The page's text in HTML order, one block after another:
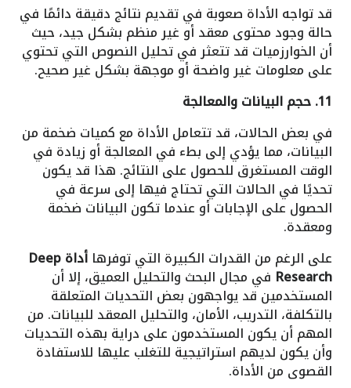
قد تواجه الأداة صعوبة في تقديم نتائج دقيقة دائمًا في
حالة وجود محتوى معقد أو غير منظم بشكل جيد، حيث
أن الخوارزميات قد تتعثر في تحليل النصوص التي تحتوي
على معلومات غير واضحة أو موجهة بشكل غير صحيح.
11. حجم البيانات والمعالجة
في بعض الحالات، قد تتعامل الأداة مع كميات ضخمة من
البيانات، مما يؤدي إلى بطء في المعالجة أو زيادة في
الوقت المستغرق للحصول على النتائج. هذا قد يكون
تحديًا في الحالات التي تحتاج فيها إلى سرعة في
الحصول على الإجابات أو عندما تكون البيانات ضخمة
ومعقدة.
على الرغم من القدرات الكبيرة التي توفرها
أداة Deep
Research في مجال البحث والتحليل العميق، إلا أن
المستخدمين قد يواجهون بعض التحديات المتعلقة
بالتكلفة، التدريب، الأمان، والتحليل المعقد للبيانات. من
المهم أن يكون المستخدمون على دراية بهذه التحديات
وأن يكون لديهم استراتيجية للتغلب عليها للاستفادة
القصوى من الأداة.